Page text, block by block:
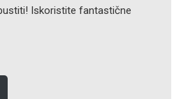
Iskoristite fantastične